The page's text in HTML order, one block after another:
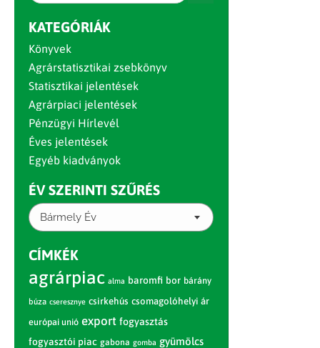
KATEGÓRIÁK
Könyvek
Agrárstatisztikai zsebkönyv
Statisztikai jelentések
Agrárpiaci jelentések
Pénzügyi Hírlevél
Éves jelentések
Egyéb kiadványok
ÉV SZERINTI SZŰRÉS
Bármely Év
CÍMKÉK
agrárpiac alma baromfi bor bárány
búza cseresznye csirkehús csomagolóhelyi ár
európai unió export fogyasztás
fogyasztói piac gabona gomba gyümölcs